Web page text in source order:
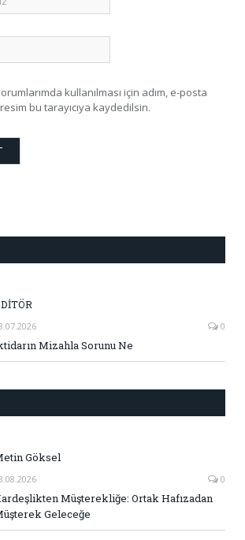
kullanılması için adım, e-posta
bu tarayıcıya kaydedilsin.
0
Mizahla Sorunu Ne
Göksel
0
Müşterekliğe: Ortak Hafızadan
Geleceğe